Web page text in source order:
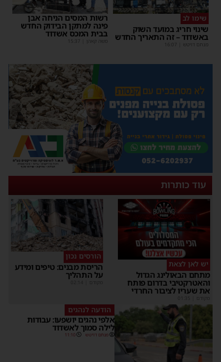
שימו לב
שינוי חריג במועד השוק
באשדוד – זה התאריך החדש
מנחם דויטש 16:07
רשות המסים הניחה אבן
פינה למתקן הבידוק החדש
בבית המכס אשדוד
משה קאהן 15:37
עוד כותרות
יש לאן לצאת
מתחם הבאולינג הגדול
והאטרקטיבי בדרום פותח
את שעריו לציבור החרדי
מקודם
הורסים נכון
הריסת מבנים: טיפים ומידע
על התהליך
מקודם
הודעה לנהגים
אלפי נהגים יושפעו: עבודות
לילה סמוך לאשדוד
מנחם דויטש 11:10